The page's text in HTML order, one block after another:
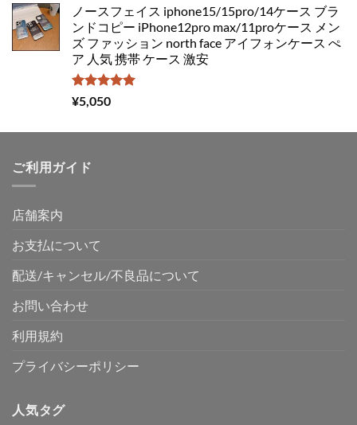
ノースフェイス iphone15/15pro/14ケース ブラ
ンドコピー iPhone12pro max/11proケース メン
ズ ファッション north face アイフォンケース ぺ
ア 人気 携帯 ケース 激安
5段階中
5.00
¥5,050
ご利用ガイド
店舗案内
お支払について
配送/キャンセル/不良品について
お問い合わせ
利用規約
プライバシーポリシー
人気タグ